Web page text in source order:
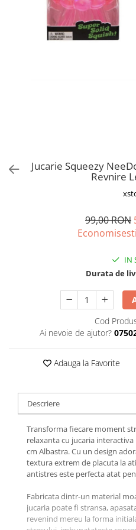
Vapozoane
Geanta cosmetica
Incalzitoare si decantoare ceara
Jucarie Squeezy
Revnire
99,00 RON
IN
Durata de
Cod
Ai nevoie de ajutor?
Adauga la Favorite
Descriere
Transforma fiecare moment
relaxanta cu jucaria
cm Albastra. Cu un design
textura extrem de placuta la
antistres este perfecta atat
Fabricata dintr-un material
jucaria poate fi stransa,
revenind mereu la forma